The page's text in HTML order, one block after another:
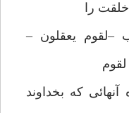
را
–لقوم یعقلون –
که بخداوند